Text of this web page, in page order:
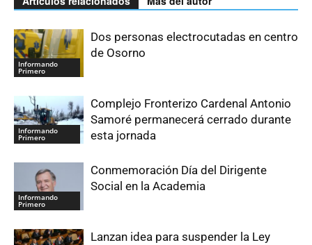
Informando
Primero
Dos personas electrocutadas en centro
de Osorno
Informando
Primero
Complejo Fronterizo Cardenal Antonio
Samoré permanecerá cerrado durante
esta jornada
Informando
Primero
Conmemoración Día del Dirigente
Social en la Academia
Lanzan idea para suspender la Ley